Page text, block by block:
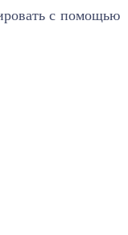
с помощью